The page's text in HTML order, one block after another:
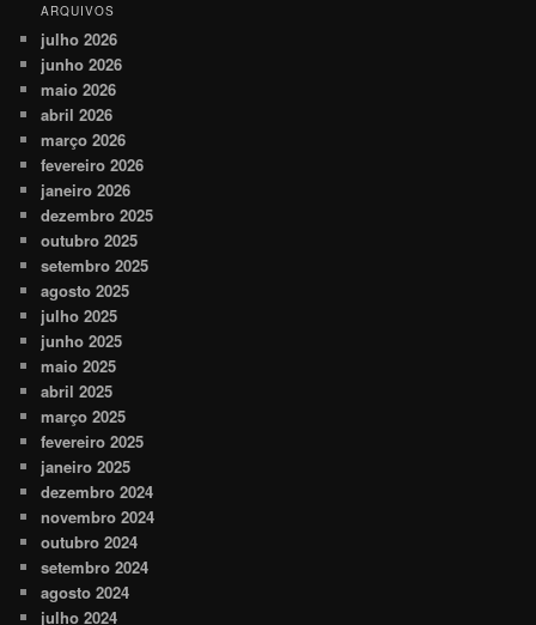
ARQUIVOS
julho 2026
junho 2026
maio 2026
abril 2026
março 2026
fevereiro 2026
janeiro 2026
dezembro 2025
outubro 2025
setembro 2025
agosto 2025
julho 2025
junho 2025
maio 2025
abril 2025
março 2025
fevereiro 2025
janeiro 2025
dezembro 2024
novembro 2024
outubro 2024
setembro 2024
agosto 2024
julho 2024